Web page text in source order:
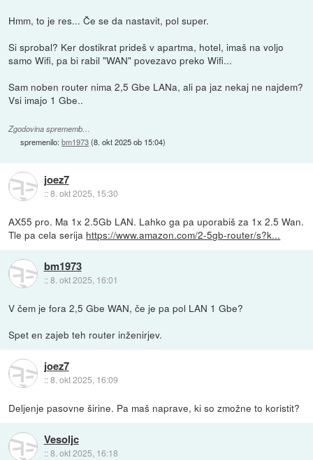
Hmm, to je res... Če se da nastavit, pol super.
Si sprobal? Ker dostikrat prideš v apartma, hotel, imaš na voljo
samo Wifi, pa bi rabil "WAN" povezavo preko Wifi...
Sam noben router nima 2,5 Gbe LANa, ali pa jaz nekaj ne najdem?
Vsi imajo 1 Gbe..
Zgodovina sprememb…
spremenilo:bm1973(8. okt 2025 ob 15:04)
joez7
::8. okt 2025, 15:30
AX55 pro. Ma 1x 2.5Gb LAN. Lahko ga pa uporabiš za 1x 2.5 Wan.
Tle pa cela serija https://www.amazon.com/2-5gb-router/s?k...
bm1973
::8. okt 2025, 16:01
V čem je fora 2,5 Gbe WAN, če je pa pol LAN 1 Gbe?
Spet en zajeb teh router inženirjev.
joez7
::8. okt 2025, 16:09
Deljenje pasovne širine. Pa maš naprave, ki so zmožne to koristit?
Vesoljc
::8. okt 2025, 16:18